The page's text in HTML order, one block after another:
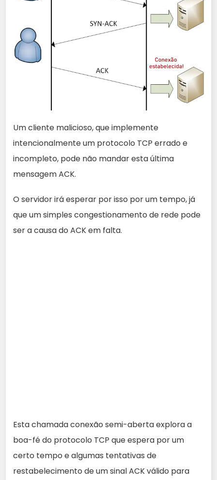
Um cliente malicioso, que implemente
intencionalmente um protocolo TCP errado e
incompleto, pode não mandar esta última
mensagem ACK.
O servidor irá esperar por isso por um tempo, já
que um simples congestionamento de rede pode
ser a causa do ACK em falta.
Esta chamada conexão semi-aberta explora a
boa-fé do protocolo TCP que espera por um
certo tempo e algumas tentativas de
restabelecimento de um sinal ACK válido para